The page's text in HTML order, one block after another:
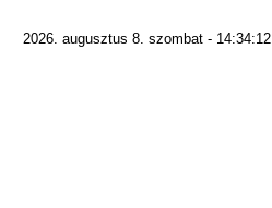
2026. augusztus 8. szombat - 14:34:12